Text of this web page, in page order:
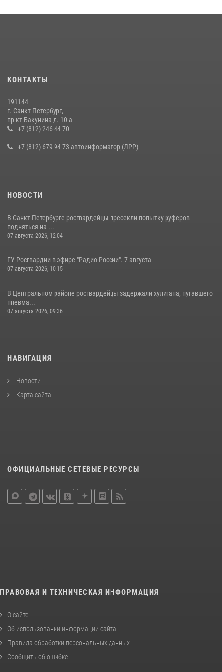
КОНТАКТЫ
191144
г. Санкт Петербург,
пр-кт Бакунина д. 10 а
+7 (812) 246-44-70
+7 (812) 679-94-73 автоинформатор (ЛРР)
НОВОСТИ
В Санкт-Петербурге росгвардейцы пресекли попытку руферов
подняться на ...
07 августа 2026, 12:04
ГУ Росгвардии в эфире "Радио России". 7 августа
07 августа 2026, 10:15
В Центральном районе росгвардейцы задержали хулигана, пугавшего
пневма...
07 августа 2026, 09:36
НАВИГАЦИЯ
Новости
Карта сайта
ОФИЦИАЛЬНЫЕ СЕТЕВЫЕ РЕСУРСЫ
ПРАВОВАЯ И ТЕХНИЧЕСКАЯ ИНФОРМАЦИЯ
О сайте
Об использовании информации сайта
Правила обработки персональных данных
Сообщить об ошибке